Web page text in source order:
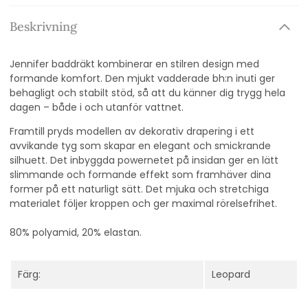
Beskrivning
Jennifer baddräkt kombinerar en stilren design med
formande komfort. Den mjukt vadderade bh:n inuti ger
behagligt och stabilt stöd, så att du känner dig trygg hela
dagen – både i och utanför vattnet.
Framtill pryds modellen av dekorativ drapering i ett
avvikande tyg som skapar en elegant och smickrande
silhuett. Det inbyggda powernetet på insidan ger en lätt
slimmande och formande effekt som framhäver dina
former på ett naturligt sätt. Det mjuka och stretchiga
materialet följer kroppen och ger maximal rörelsefrihet.
80% polyamid, 20% elastan.
Färg: Leopard